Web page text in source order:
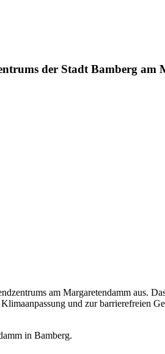
der Stadt Bamberg am
am Margaretendamm aus.
und zur barrierefreien
in Bamberg.